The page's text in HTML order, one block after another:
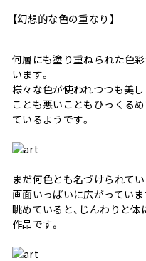
【幻想的な色の重なり】
何層にも塗り重ねられた色
います。
様々な色が使われつつも美
ことも悪いこともひっくる
ているようです。
まだ何色とも名づけられて
画面いっぱいに広がっていま
眺めていると、じんわりと
作品です。